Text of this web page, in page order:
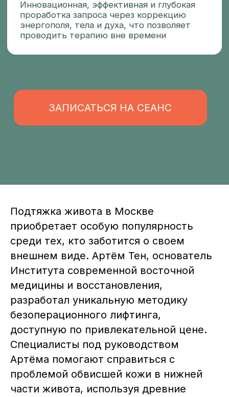
Подтяжка живота в Москве
приобретает особую популярность
среди тех, кто заботится о своем
внешнем виде. Артём Тен, основатель
Института современной восточной
медицины и восстановления,
разработал уникальную методику
безоперационного лифтинга,
доступную по привлекательной цене.
Специалисты под руководством
Артёма помогают справиться с
проблемой обвисшей кожи в нижней
части живота, используя древние